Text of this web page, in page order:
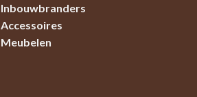
Inbouwbranders
Accessoires
Meubelen